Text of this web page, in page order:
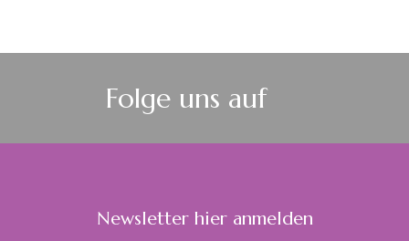
Folge uns auf
Newsletter hier anmelden